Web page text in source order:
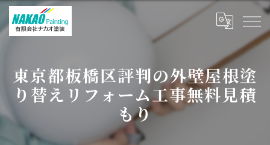
東京都板橋区評判の外壁屋根塗
り替えリフォーム工事無料見積
もり